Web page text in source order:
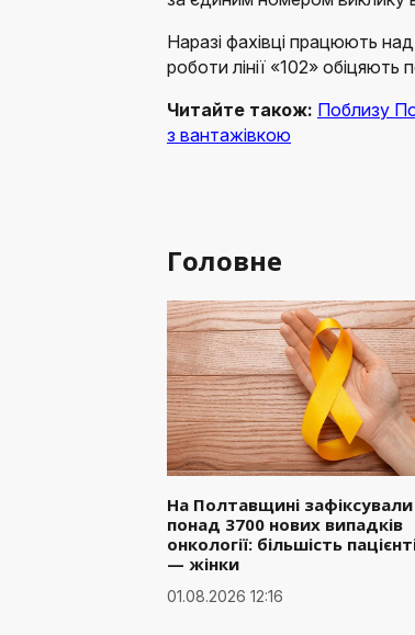
Наразі фахівці працюють
роботи лінії «102»
Читайте також: Поблизу
з вантажівкою
Головне
На Полтавщині зафіксували
понад 3700 нових випадків
онкології: більшість
— жінки
01.08.2026 12:16